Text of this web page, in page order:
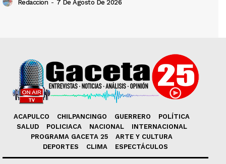
Redaccion - 7 De Agosto De 2026
ACAPULCO CHILPANCINGO GUERRERO
POLÍTICA
SALUD
POLICIACA NACIONAL
INTERNACIONAL
PROGRAMA GACETA 25
ARTE Y CULTURA
DEPORTES
CLIMA ESPECTÁCULOS